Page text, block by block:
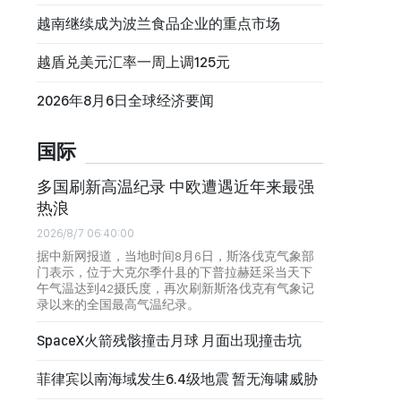
越南继续成为波兰食品企业的重点市场
越盾兑美元汇率一周上调125元
2026年8月6日全球经济要闻
国际
多国刷新高温纪录 中欧遭遇近年来最强
热浪
2026/8/7 06:40:00
据中新网报道，当地时间8月6日，斯洛伐克气象部
门表示，位于大克尔季什县的下普拉赫廷采当天下
午气温达到42摄氏度，再次刷新斯洛伐克有气象记
录以来的全国最高气温纪录。
SpaceX火箭残骸撞击月球 月面出现撞击坑
菲律宾以南海域发生6.4级地震 暂无海啸威胁